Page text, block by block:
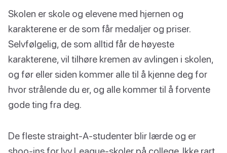
Skolen er skole og elevene med hjernen og
karakterene er de som får medaljer og priser.
Selvfølgelig, de som alltid får de høyeste
karakterene, vil tilhøre kremen av avlingen i skolen,
og før eller siden kommer alle til å kjenne deg for
hvor strålende du er, og alle kommer til å forvente
gode ting fra deg.
De fleste straight-A-studenter blir lærde og er